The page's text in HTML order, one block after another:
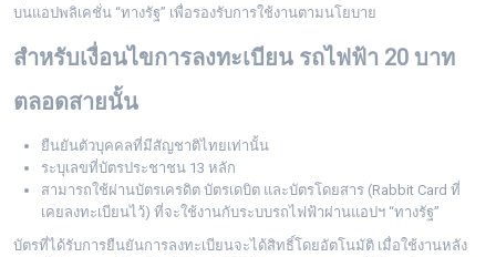
บนแอปพลิเคชั่น “ทางรัฐ” เพื่อรองรับการใช้งานตามนโยบาย
สำหรับเงื่อนไขการลงทะเบียน รถไฟฟ้า 20 บาท
ตลอดสายนั้น
ยืนยันตัวบุคคลที่มีสัญชาติไทยเท่านั้น
ระบุเลขที่บัตรประชาชน 13 หลัก
สามารถใช้ผ่านบัตรเครดิต บัตรเดบิต และบัตรโดยสาร (Rabbit Card ที่
เคยลงทะเบียนไว้) ที่จะใช้งานกับระบบรถไฟฟ้าผ่านแอปฯ “ทางรัฐ”
บัตรที่ได้รับการยืนยันการลงทะเบียนจะได้สิทธิ์โดยอัตโนมัติ เมื่อใช้งานหลัง